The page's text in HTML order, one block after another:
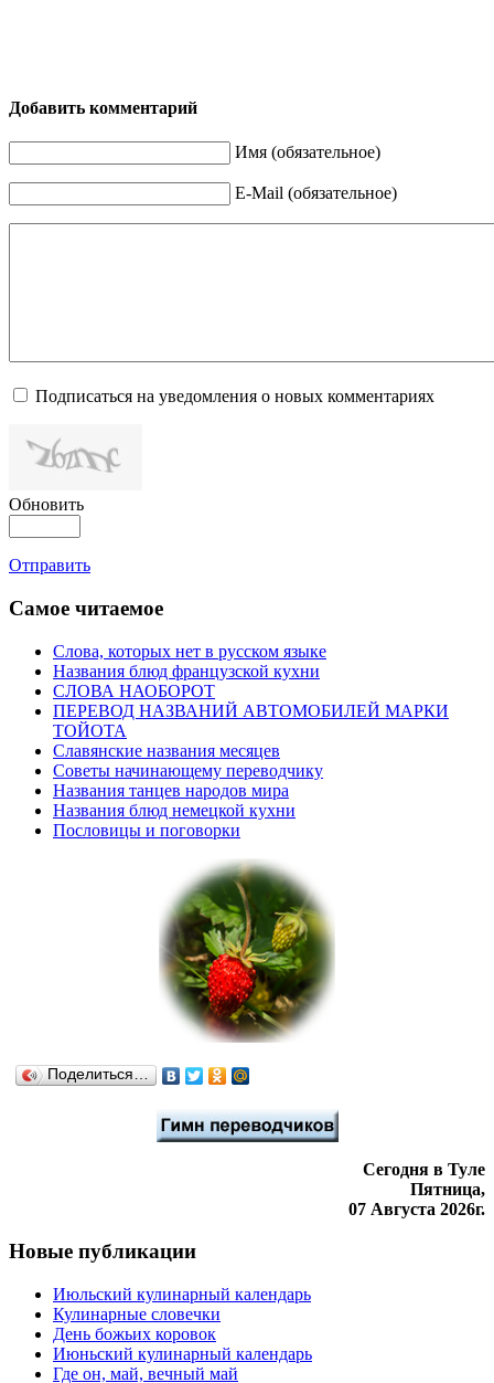
Добавить комментарий
Имя (обязательное)
E-Mail (обязательное)
Подписаться на уведомления о новых комментариях
Обновить
Отправить
Самое читаемое
Слова, которых нет в русском языке
Названия блюд французской кухни
СЛОВА НАОБОРОТ
ПЕРЕВОД НАЗВАНИЙ АВТОМОБИЛЕЙ МАРКИ
ТОЙОТА
Славянские названия месяцев
Советы начинающему переводчику
Названия танцев народов мира
Названия блюд немецкой кухни
Пословицы и поговорки
Поделиться…
Сегодня в Туле
Пятница,
07 Августа 2026г.
Новые публикации
Июльский кулинарный календарь
Кулинарные словечки
День божьих коровок
Июньский кулинарный календарь
Где он, май, вечный май